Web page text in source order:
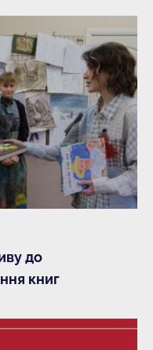
до
книг